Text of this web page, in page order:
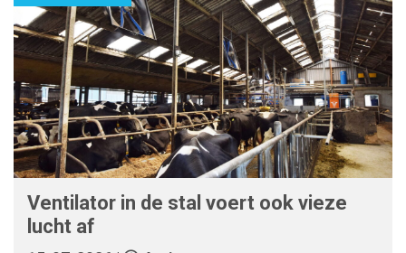
Ventilator in de stal voert ook vieze
lucht af